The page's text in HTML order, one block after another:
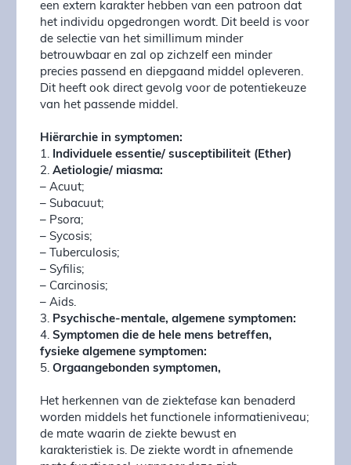
een extern karakter hebben van een patroon dat
het individu opgedrongen wordt. Dit beeld is voor
de selectie van het simillimum minder
betrouwbaar en zal op zichzelf een minder
precies passend en diepgaand middel opleveren.
Dit heeft ook direct gevolg voor de potentiekeuze
van het passende middel.
Hiërarchie in symptomen:
1. Individuele essentie/ susceptibiliteit (Ether)
2. Aetiologie/ miasma:
– Acuut;
– Subacuut;
– Psora;
– Sycosis;
– Tuberculosis;
– Syfilis;
– Carcinosis;
– Aids.
3. Psychische-mentale, algemene symptomen:
4. Symptomen die de hele mens betreffen,
fysieke algemene symptomen:
5. Orgaangebonden symptomen,
Het herkennen van de ziektefase kan benaderd
worden middels het functionele informatieniveau;
de mate waarin de ziekte bewust en
karakteristiek is. De ziekte wordt in afnemende